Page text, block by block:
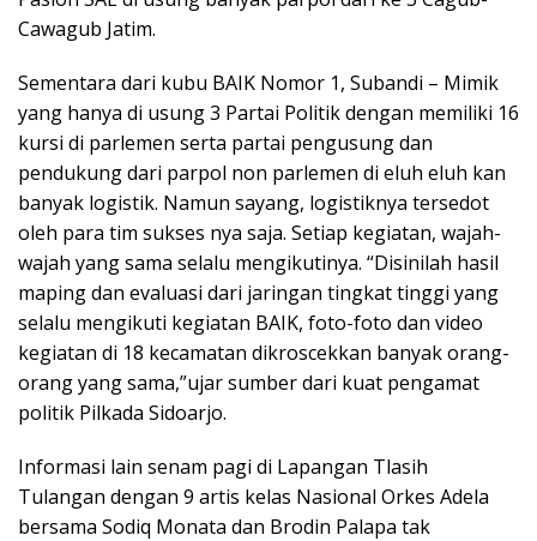
Cawagub Jatim.
Sementara dari kubu BAIK Nomor 1, Subandi – Mimik
yang hanya di usung 3 Partai Politik dengan memiliki 16
kursi di parlemen serta partai pengusung dan
pendukung dari parpol non parlemen di eluh eluh kan
banyak logistik. Namun sayang, logistiknya tersedot
oleh para tim sukses nya saja. Setiap kegiatan, wajah-
wajah yang sama selalu mengikutinya. “Disinilah hasil
maping dan evaluasi dari jaringan tingkat tinggi yang
selalu mengikuti kegiatan BAIK, foto-foto dan video
kegiatan di 18 kecamatan dikroscekkan banyak orang-
orang yang sama,”ujar sumber dari kuat pengamat
politik Pilkada Sidoarjo.
Informasi lain senam pagi di Lapangan Tlasih
Tulangan dengan 9 artis kelas Nasional Orkes Adela
bersama Sodiq Monata dan Brodin Palapa tak